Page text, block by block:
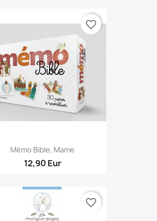
Mémo Bible, Mame
12,90 Eur
favorite_border
favorite_border